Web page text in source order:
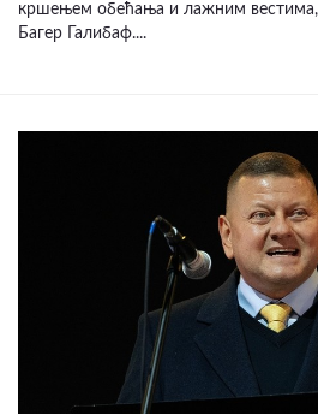
кршењем обећања и лажним вестима,
Багер Галибаф....